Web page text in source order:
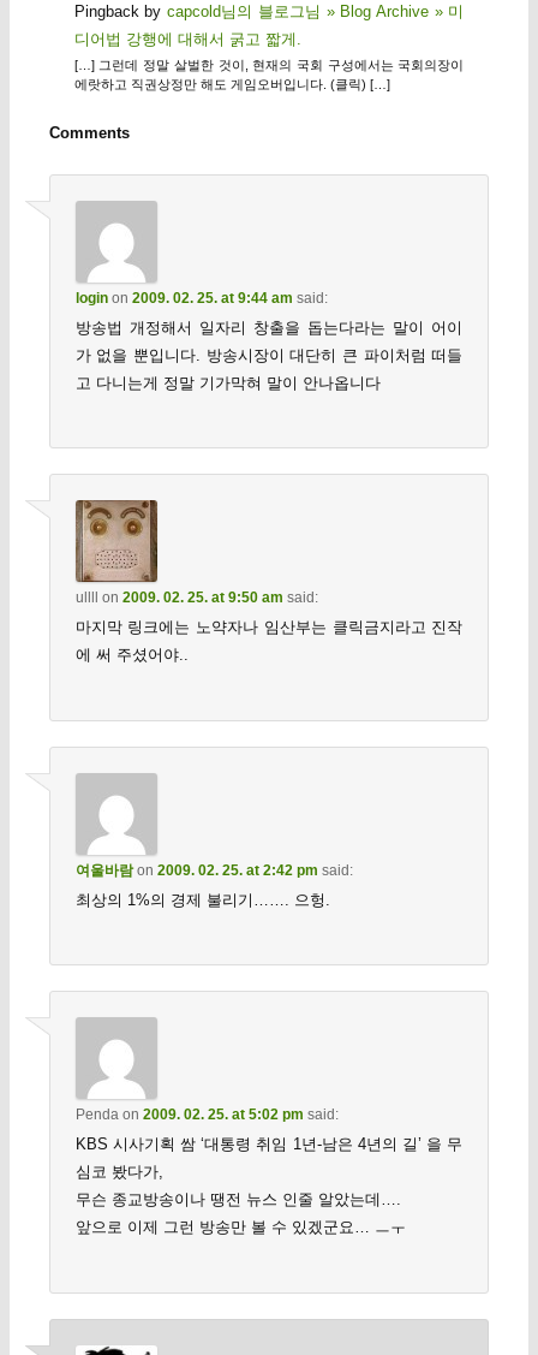
Pingback bycapcold님의 블로그님 » Blog Archive » 미
디어법 강행에 대해서 굵고 짧게.
[…] 그런데 정말 살벌한 것이, 현재의 국회 구성에서는 국회의장이
에랏하고 직권상정만 해도 게임오버입니다. (클릭) […]
Comments
loginon 2009. 02. 25. at 9:44 am said:
방송법 개정해서 일자리 창출을 돕는다라는 말이 어이
가 없을 뿐입니다. 방송시장이 대단히 큰 파이처럼 떠들
고 다니는게 정말 기가막혀 말이 안나옵니다
ullll on 2009. 02. 25. at 9:50 am said:
마지막 링크에는 노약자나 임산부는 클릭금지라고 진작
에 써 주셨어야..
여울바람on 2009. 02. 25. at 2:42 pm said:
최상의 1%의 경제 불리기……. 으헝.
Pendaon 2009. 02. 25. at 5:02 pm said:
KBS 시사기획 쌈 ‘대통령 취임 1년-남은 4년의 길’ 을 무
심코 봤다가,
무슨 종교방송이나 땡전 뉴스 인줄 알았는데….
앞으로 이제 그런 방송만 볼 수 있겠군요… ㅡㅜ